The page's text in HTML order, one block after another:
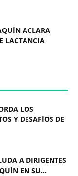
ACLARA
LACTANCIA
LOS
Y DESAFÍOS DE
A DIRIGENTES
EN SU...